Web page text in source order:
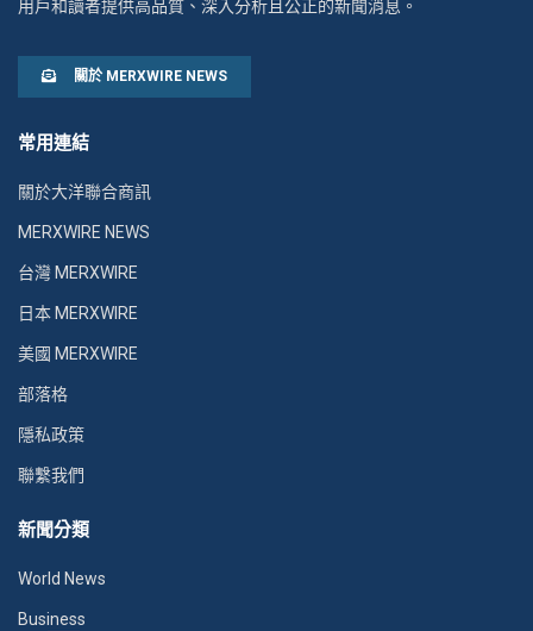
用戶和讀者提供高品質、深入分析且公正的新聞消息。
關於 MERXWIRE NEWS
常用連結
關於大洋聯合商訊
MERXWIRE NEWS
台灣 MERXWIRE
日本 MERXWIRE
美國 MERXWIRE
部落格
隱私政策
聯繫我們
新聞分類
World News
Business